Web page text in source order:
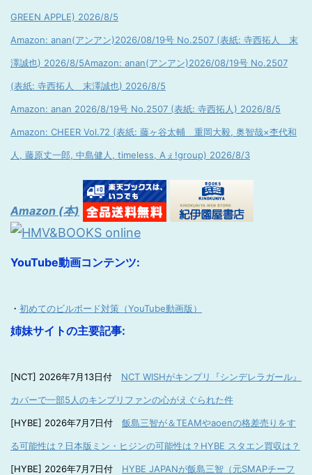
GREEN APPLE) 2026/8/5
Amazon: anan(アンアン)2026/08/19号 No.2507 (表紙: 寺西拓人 末
澤誠也) 2026/8/5Amazon: anan(アンアン)2026/08/19号 No.2507
(表紙: 寺西拓人 末澤誠也) 2026/8/5
Amazon: anan 2026/8/19号 No.2507 (表紙: 寺西拓人) 2026/8/5
Amazon: CHEER Vol.72 (表紙: 藤ヶ谷太輔 重岡大毅, 奥智哉×杢代和
人, 藤原丈一郎, 中島健人, timeless, Aぇ!group) 2026/8/3
Amazon (本)
YouTube動画コンテンツ:
・ 初めてのビルボード対策（YouTube動画版）
姉妹サイトの主要記事:
[NCT] 2026年7月13日付 NCT WISHがキンプリ『シンデレラガール』
カバーで一部5人のキンプリファンの心がえぐられた件
[HYBE] 2026年7月7日付 飯島三智が＆TEAMやaoenの格差売りをす
る可能性は？日本版ミン・ヒジンの可能性は？HYBE スタエン買収は？
[HYBE] 2026年7月7日付 HYBE JAPANが飯島三智（元SMAPチーフ